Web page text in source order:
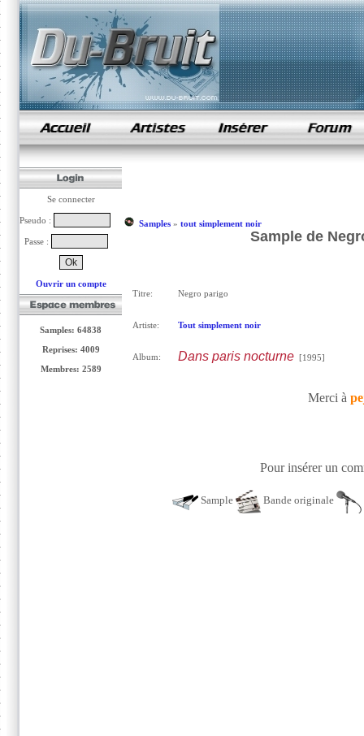
samples de rap
Se connecter
Pseudo :
Passe :
Ouvrir un compte
Samples: 64838
Reprises: 4009
Membres: 2589
Samples» tout simplement noir
Sample de
Titre: Negro parigo
Artiste: Tout simplement noir
Album: Dans paris nocturne[1995]
Merci à
Pour insérer un
Sample Bande originale